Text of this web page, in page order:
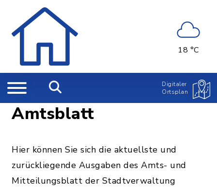
18 °C
Digitaler
Ortsplan
Amtsblatt
Hier können Sie sich die aktuellste und
zurückliegende Ausgaben des Amts- und
Mitteilungsblatt der Stadtverwaltung